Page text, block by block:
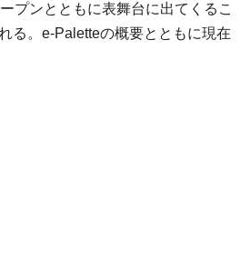
プンとともに表舞台に出てくるこ
る。e-Paletteの概要とともに現在